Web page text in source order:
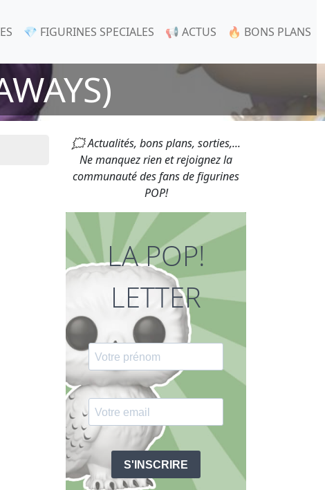
💎 FIGURINES SPECIALES 📢 ACTUS 🔥 BONS PLANS
🗯 Actualités, bons plans, sorties,...
Ne manquez rien et rejoignez la
communauté des fans de figurines
POP!
LA POP!
LETTER
S'INSCRIRE